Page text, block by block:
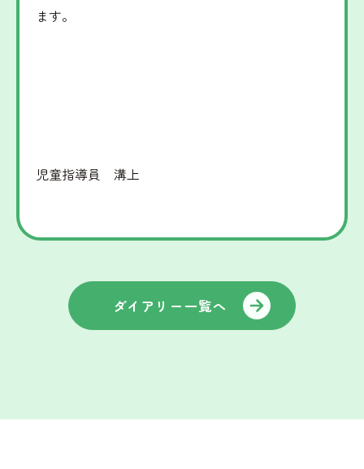
ます。
児童指導員 溝上
ダイアリー一覧へ